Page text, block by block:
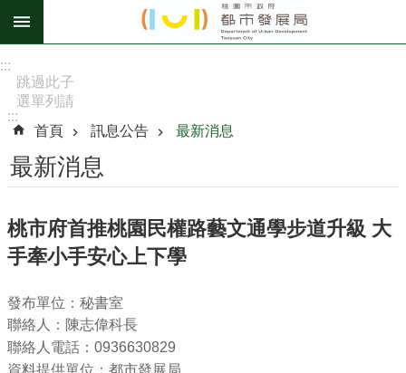
跳到主要內容區塊
階
搜
尋
息
公
認
識
我
:::
跳過此子
選單列請
[Enter]，
繼續則按
[Tab]
:::
首頁
訊息公告 最新消息
最新消息
桃市府首推桃園民權路藝文通學步道升級 大
手牽小手安心上下學
發布單位：秘書室
聯絡人：陳志偉科長
聯絡人電話：0936630829
資料提供單位：都市發展局